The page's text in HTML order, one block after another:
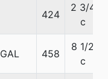
424
2 3/4
c
458
8 1/2
c